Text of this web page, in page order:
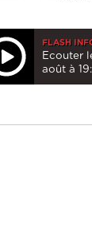
FLASH
Ecouter
août à